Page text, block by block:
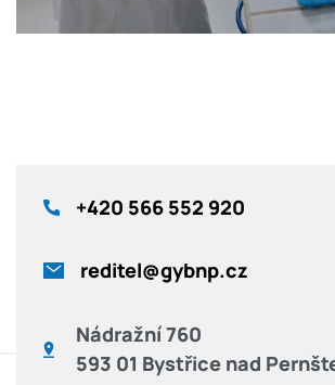
+420 566 552 920
reditel@gybnp.cz
Nádražní 760
593 01 Bystřice nad